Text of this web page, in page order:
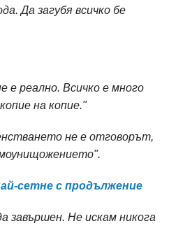
Да загубя всичко бе
е реално. Всичко е много
на копие."
не е отговорът,
сетне с продължение
завършен. Не искам никога